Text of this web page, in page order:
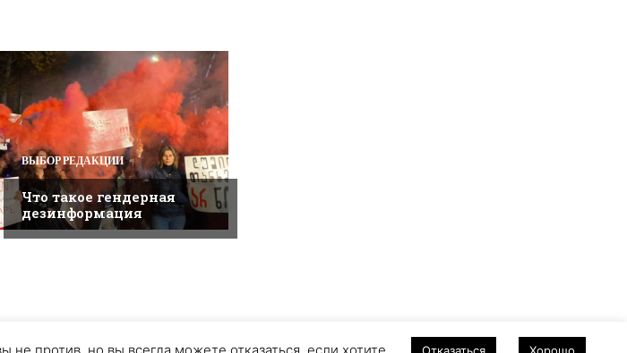
ВЫБОР РЕДАКЦИИ
Что такое гендерная
дезинформация